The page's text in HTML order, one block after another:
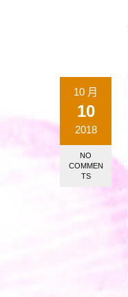
10 月
10
2018
NO
COMMEN
TS